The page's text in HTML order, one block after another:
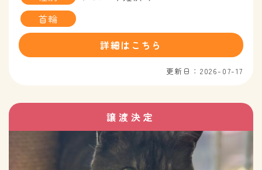
首輪
詳細はこちら
更新日：2026-07-17
譲渡決定